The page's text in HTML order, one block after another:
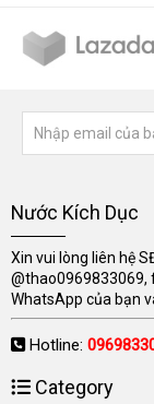
Nước Kích Dục
Xin vui lòng liên hệ
@thao0969833069,
WhatsApp của bạn
Hotline:
Category